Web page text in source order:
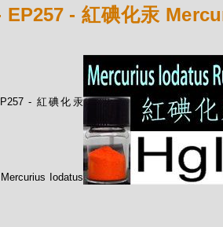
EP257 - 紅碘化汞
- 紅碘化汞
Iodatus